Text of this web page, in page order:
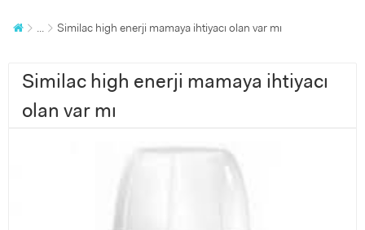
... Similac high enerji mamaya ihtiyacı olan var mı
Similac high enerji mamaya ihtiyacı
olan var mı